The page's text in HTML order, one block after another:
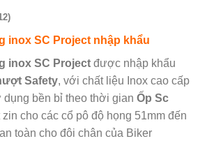
inox SC Project nhập khẩu
inox SC Project được nhập khẩu
Safety, với chất liệu Inox cao cấp
dụng bền bỉ theo thời gian Ốp Sc
zin cho các cổ pô độ họng 51mm đến
toàn cho đôi chân của Biker